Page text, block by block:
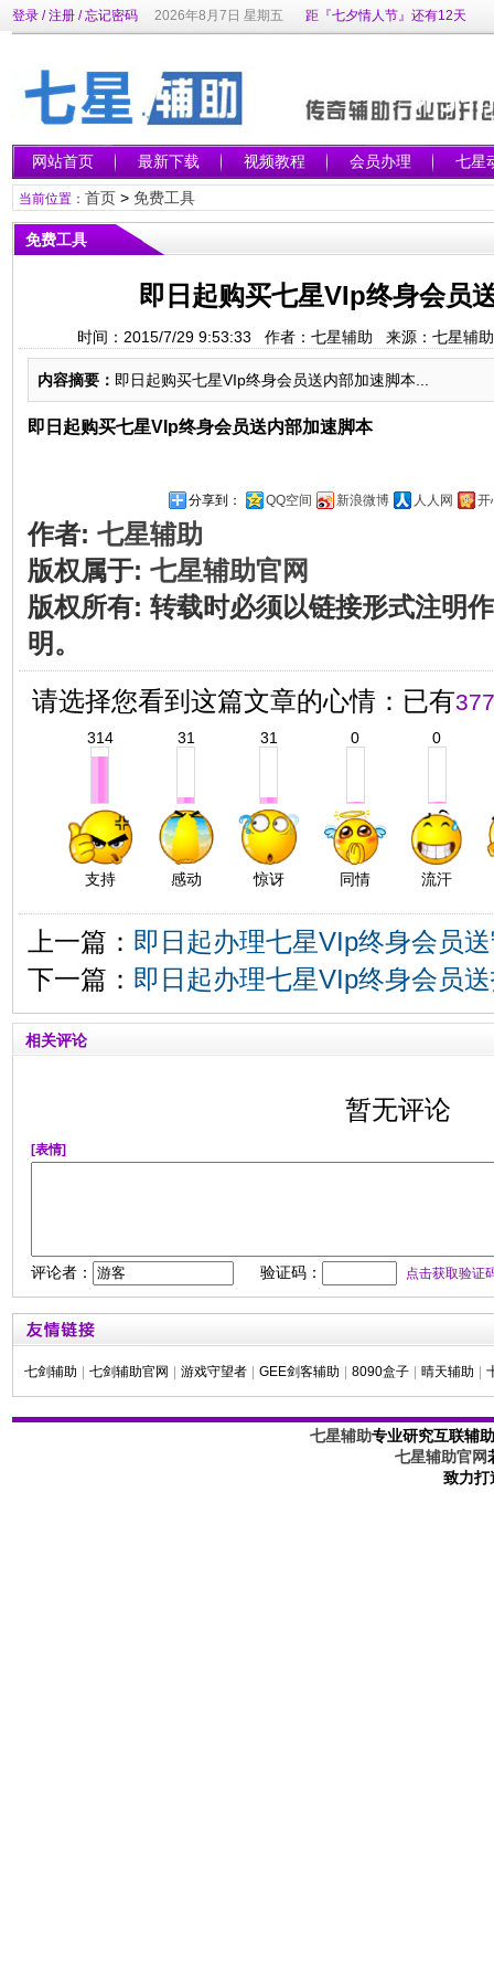
登录/注册/忘记密码 2026年8月7日 星期五 距『七夕情人节』还有12天
网站首页 最新下载 视频教程 会员办理 七星
当前位置： 首页> 免费工具
免费工具
即日起购买七星VIp终身会员
时间：2015/7/29 9:53:33 作者：七星辅助 来源：七星辅
内容摘要： 即日起购买七星VIp终身会员送内部加速脚本...
即日起购买七星VIp终身会员送内部加速脚本
分享到： QQ空间 新浪微博 人人网 开
作者: 七星辅助
版权属于: 七星辅助官网
版权所有: 转载时必须以链接形式注明
明。
请选择您看到这篇文章的心情：已有377
314
支持
31
感动
31
惊讶
0
同情
0
流汗
上一篇： 即日起办理七星VIp终身会员
下一篇： 即日起办理七星VIp终身会员
相关评论
暂无评论
[表情]
评论者： 验证码： 点击获取验证
七剑辅助 七剑辅助官网 游戏守望者 GEE剑客辅助 8090盒子 晴天辅助
七星辅助专业研究互联辅
七星辅助官网
致力打